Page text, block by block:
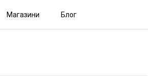
Магазини Блог